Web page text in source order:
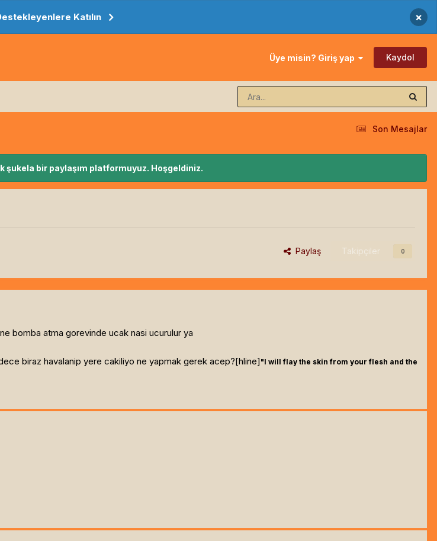
Katılın ×
Üye misin? Giriş yap Kaydol
Son Mesajlar
şukela bir paylaşım platformuyuz. Hoşgeldiniz.
Paylaş Takipçiler 0
bomba atma gorevinde ucak nasi ucurulur ya
biraz havalanip yere cakiliyo ne yapmak gerek acep?[hline] "I will flay the skin from your flesh and the